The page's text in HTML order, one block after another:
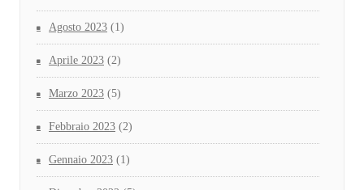
Agosto 2023 (1)
Aprile 2023 (2)
Marzo 2023 (5)
Febbraio 2023 (2)
Gennaio 2023 (1)